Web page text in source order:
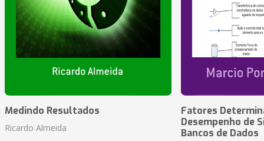
Medindo Resultados
Ricardo Almeida
Fatores
Desempenho de
Bancos de Dados